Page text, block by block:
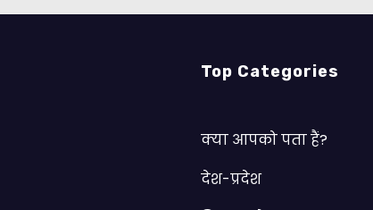
Top Categories
क्या आपको पता हैं?
देश-प्रदेश